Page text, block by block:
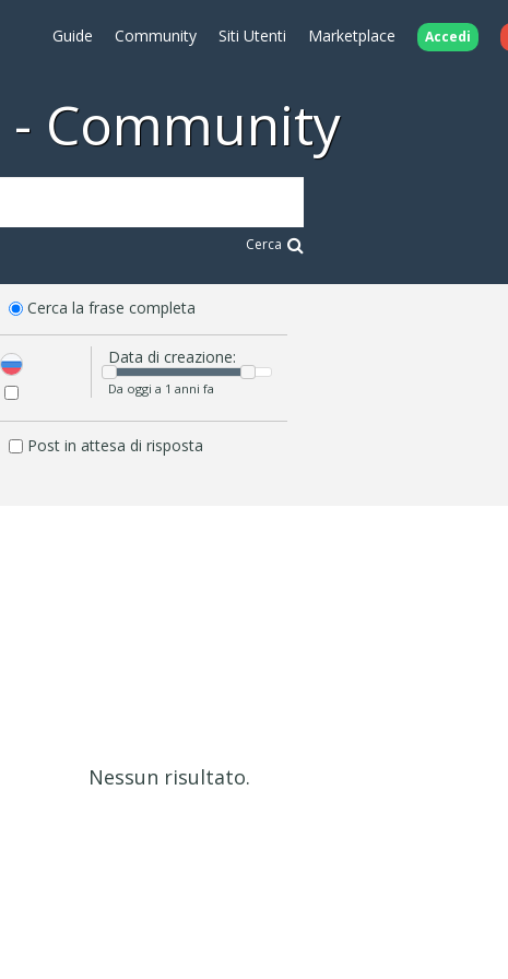
Guide Community Siti Utenti Marketplace Accedi
Community
Cerca
Cerca la frase completa
Data di creazione:
Da oggi a 1 anni fa
Post in attesa di risposta
Nessun risultato.